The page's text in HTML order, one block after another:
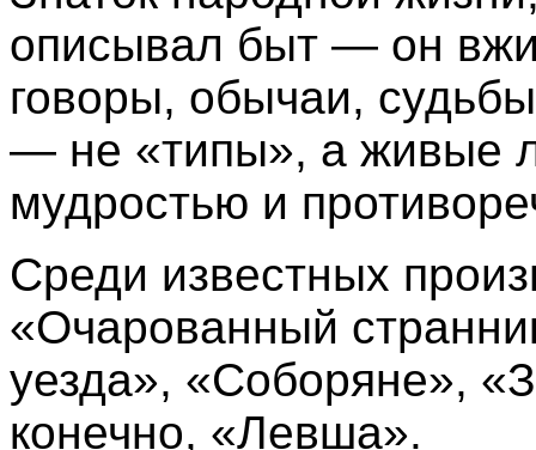
описывал быт — он
говоры, обычаи,
— не «типы», а живые
мудростью и
Среди известных
«Очарованный
уезда», «Соборяне»,
конечно, «Левша».